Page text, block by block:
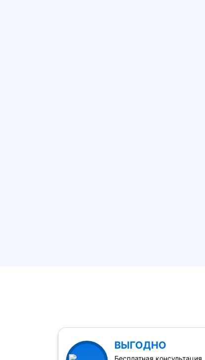
ВЫГОДНО
Бесплатная консультация,